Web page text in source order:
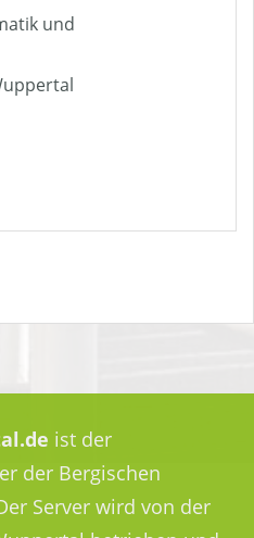
und
ist der
der Bergischen
Server wird von der